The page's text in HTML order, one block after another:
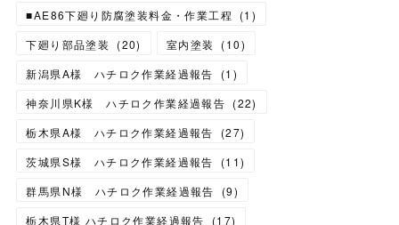
■AE86下廻り防腐塗装料金・作業工程
(1 )
下廻り部品塗装
(20) 室内塗装 (10)
新潟県A様 ハチロク作業経過報告
(1 )
神奈川県K様 ハチロク作業経過報告 (22)
栃木県A様 ハチロク作業経過報告
(27)
茨城県S様 ハチロク作業経過報告
(11)
群馬県N様 ハチロク作業経過報告
(9)
栃木県T様 ハチロク作業経過報告
(17)